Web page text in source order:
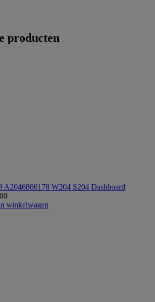
producten
A2046800178 W204 S204 Dashboard
winkelwagen